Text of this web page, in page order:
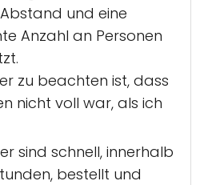
und eine
Anzahl an Personen
zu beachten ist, dass
nicht voll war, als ich
sind schnell, innerhalb
bestellt und